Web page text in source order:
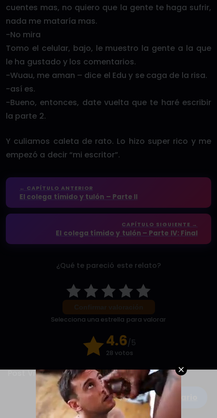
cuentes mas, no quiero que la gente te haga sufrir,
nada me mataría mas.
-No mira
Tomo el celular, bajo, le muestro la gente a la que
le ha gustado y los comentarios.
-Wuau, me aman – dice el Edu y se caga de la risa.
-así es.
-Bueno, entonces, date vuelta que te haré escribir
la parte 2.
Y culiamos caleta de rato. Lo hizo super rico y me
empezó a decir “mi escritor”.
← CAPÍTULO ANTERIOR
El colega tímido y tulón – Parte II
CAPÍTULO SIGUIENTE →
El colega tímido y tulón – Parte IV: Final
¿Qué te pareció este relato?
Selecciona una estrella para valorar
4.6/5
28 votos
Post Views:3.556
Escribe un comentario